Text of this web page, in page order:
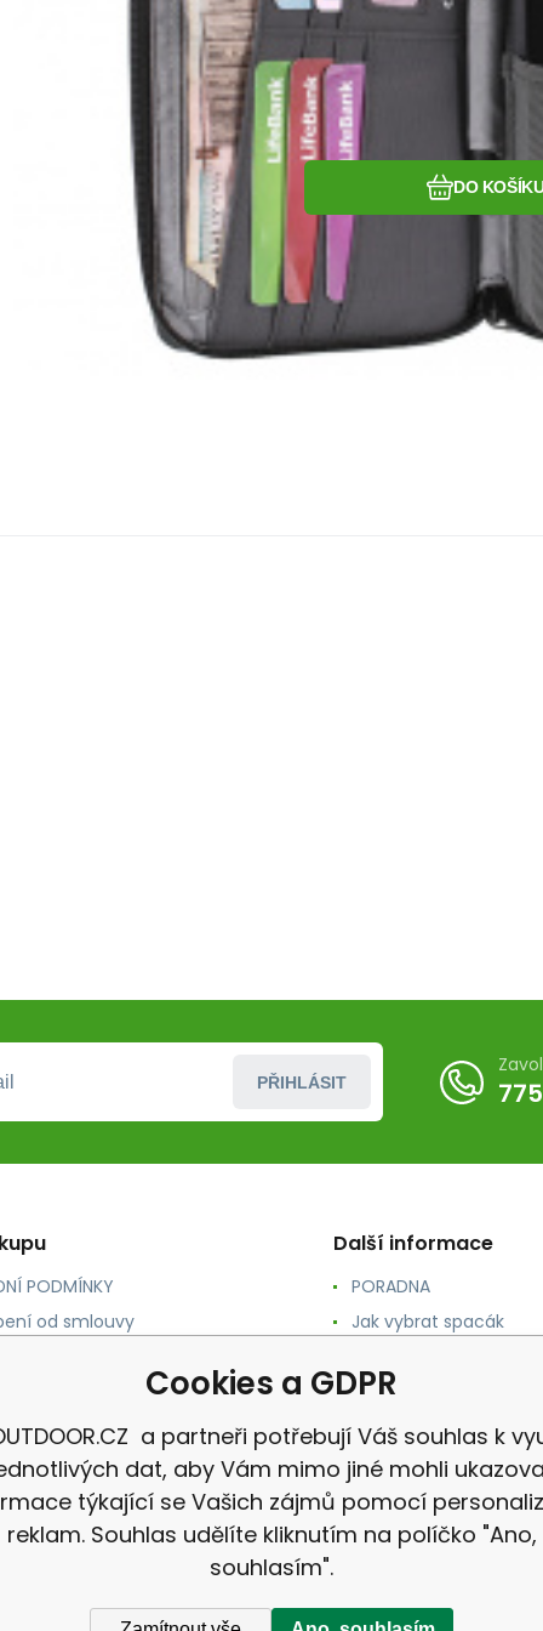
DO
PŘIHLÁSIT
PODMÍNKY
od smlouvy
osobních údajů
Další informace
PORADNA
Jak vybrat spacák
Jak vybrat karimatku
Reklamace
Cookies a GDPR
a partneři potřebují Váš souhlas k
dat, aby Vám mimo jiné mohli
týkající se Vašich zájmů pomocí
reklam. Souhlas udělíte kliknutím na políčko "Ano,
souhlasím".